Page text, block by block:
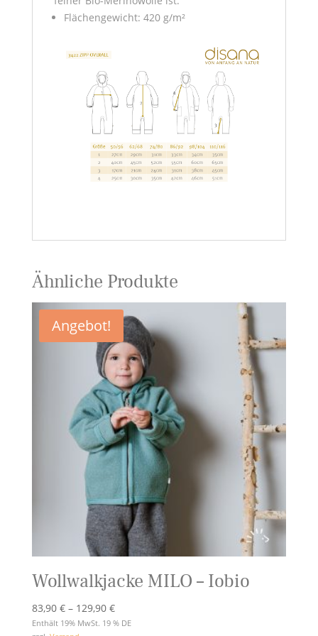
Flächengewicht: 420 g/m²
Ähnliche Produkte
Angebot!
Wollwalkjacke MILO – Iobio
83,90 € – 129,90 €Preisspanne:
83,90 €
Enthält 19% MwSt. 19 % DE